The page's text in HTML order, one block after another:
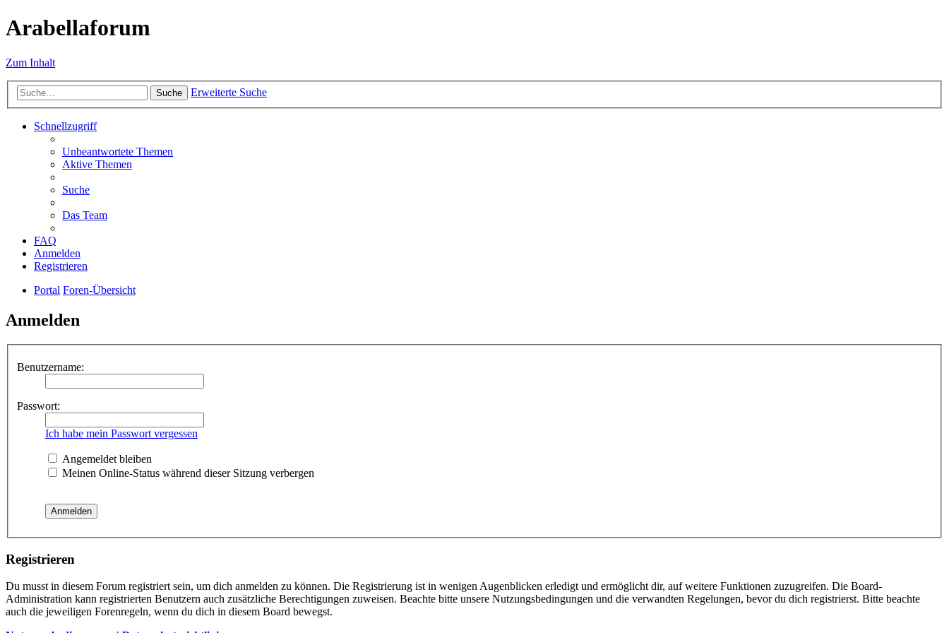
Arabellaforum
Zum Inhalt
Suche Erweiterte Suche
Schnellzugriff
Unbeantwortete Themen
Aktive Themen
Suche
Das Team
FAQ
Anmelden
Registrieren
Portal Foren-Übersicht
Anmelden
Benutzername:
Passwort:
Ich habe mein Passwort vergessen
Angemeldet bleiben
Meinen Online-Status während dieser Sitzung verbergen
Registrieren
Du musst in diesem Forum registriert sein, um dich anmelden zu können. Die Registrierung ist in wenigen Augenblicken erledigt und ermöglicht dir, auf weitere Funktionen zuzugreifen. Die Board-
Administration kann registrierten Benutzern auch zusätzliche Berechtigungen zuweisen. Beachte bitte unsere Nutzungsbedingungen und die verwandten Regelungen, bevor du dich registrierst. Bitte beachte
auch die jeweiligen Forenregeln, wenn du dich in diesem Board bewegst.